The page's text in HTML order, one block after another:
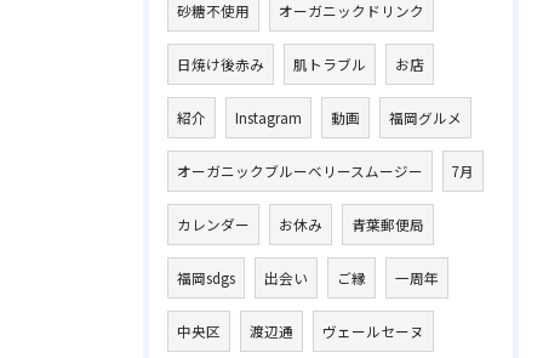
砂糖不使用 オーガニックドリンク
日焼け後赤み 肌トラブル お店
紹介 Instagram 動画 福岡グルメ
オーガニックブルーベリースムージー 7月
カレンダー お休み 青葉郵便局
福岡sdgs 出会い ご縁 一周年
中央区 渡辺通 ヴェールセーヌ